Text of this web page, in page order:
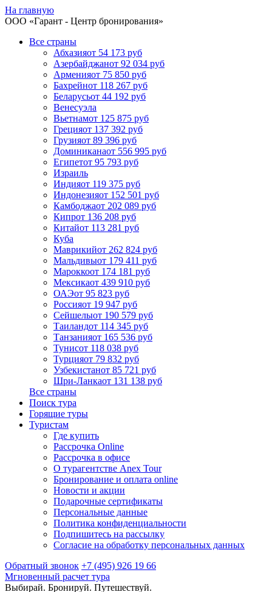
На главную
ООО «Гарант - Центр бронирования»
Все страны
Абхазияот 54 173 руб
Азербайджанот 92 034 руб
Арменияот 75 850 руб
Бахрейнот 118 267 руб
Беларусьот 44 192 руб
Венесуэла
Вьетнамот 125 875 руб
Грецияот 137 392 руб
Грузияот 89 396 руб
Доминиканаот 556 995 руб
Египетот 95 793 руб
Израиль
Индияот 119 375 руб
Индонезияот 152 501 руб
Камбоджаот 202 089 руб
Кипрот 136 208 руб
Китайот 113 281 руб
Куба
Маврикийот 262 824 руб
Мальдивыот 179 411 руб
Мароккоот 174 181 руб
Мексикаот 439 910 руб
ОАЭот 95 823 руб
Россияот 19 947 руб
Сейшелыот 190 579 руб
Таиландот 114 345 руб
Танзанияот 165 536 руб
Тунисот 118 038 руб
Турцияот 79 832 руб
Узбекистанот 85 721 руб
Шри-Ланкаот 131 138 руб
Все страны
Поиск тура
Горящие туры
Туристам
Где купить
Рассрочка Online
Рассрочка в офисе
О турагентстве Anex Tour
Бронирование и оплата online
Новости и акции
Подарочные сертификаты
Персональные данные
Политика конфиденциальности
Подпишитесь на рассылку
Согласие на обработку персональных данных
Обратный звонок +7 (495) 926 19 66
Мгновенный расчет тура
Выбирай. Бронируй. Путешествуй.